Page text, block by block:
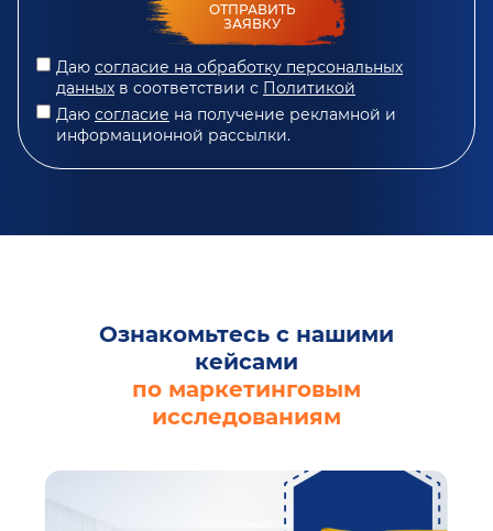
ОТПРАВИТЬ
ЗАЯВКУ
Даю согласие на обработку персональных
данных в соответствии с Политикой
Даю согласие на получение рекламной и
информационной рассылки.
Ознакомьтесь с нашими
кейсами
по маркетинговым
исследованиям